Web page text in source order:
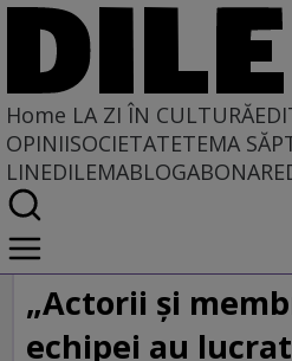
Home LA ZI ÎN CULTURĂ
OPINIISOCIETATETEMA
LINEDILEMABLOGABONARE
Home
La zi în cultură
„Actorii şi
echipei au lucrat